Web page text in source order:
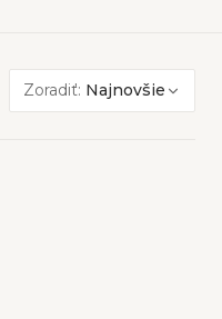
Zoradiť: Najnovšie